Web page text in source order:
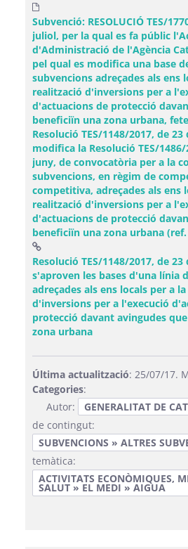
Subvenció: RESOLUCIÓ TES/
juliol, per la qual es fa públic
d'Administració de l'Agència
pel qual es modifica una base
subvencions adreçades als ens
realització d'inversions per a
d'actuacions de protecció
beneficiïn una zona urbana,
Resolució TES/1148/2017, de
modifica la Resolució TES/
juny, de convocatòria per a la
subvencions, en règim de
competitiva, adreçades als ens
realització d'inversions per a
d'actuacions de protecció
beneficiïn una zona urbana (ref.
Resolució TES/1148/2017, de
s'aproven les bases d'una línia
adreçades als ens locals per a
d'inversions per a l'execució
protecció davant avingudes
zona urbana(Obre una finestra
Última actualització: 25/07/17.
Categories:
Autor:
GENERALITAT DE
de contingut:
SUBVENCIONS » ALTRES
temàtica:
ACTIVITATS ECONÒMIQUES,
SALUT » EL MEDI » AIGUA